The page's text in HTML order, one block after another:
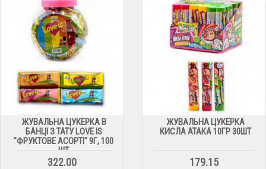
ЖУВАЛЬНА ЦУКЕРКА В
БАНЦІ З ТАТУ LOVE IS
"ФРУКТОВЕ АСОРТІ" 9Г, 100
ШТ
322.00
ЖУВАЛЬНА ЦУКЕРКА
КИСЛА АТАКА 10ГР 30ШТ
179.15